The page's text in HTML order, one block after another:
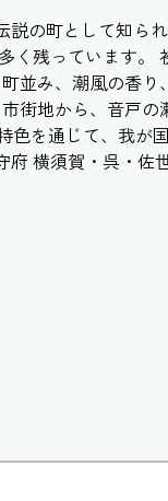
説の町として知ら
く残っています。
並み、潮風の香り
街地から、音戸の
を通じて、我が
横須賀・呉・佐